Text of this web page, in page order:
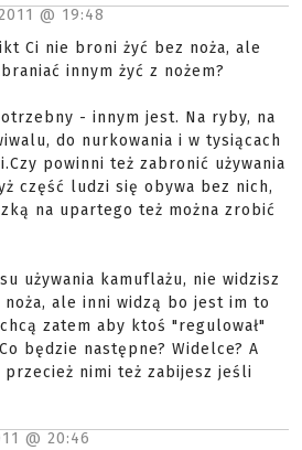
@ 19:48
Ci nie broni żyć bez noża, ale
innym żyć z nożem?
- innym jest. Na ryby, na
do nurkowania i w tysiącach
powinni też zabronić używania
część ludzi się obywa bez nich,
na upartego też można zrobić
używania kamuflażu, nie widzisz
noża, ale inni widzą bo jest im to
zatem aby ktoś "regulował"
będzie następne? Widelce? A
przecież nimi też zabijesz jeśli
@ 20:46